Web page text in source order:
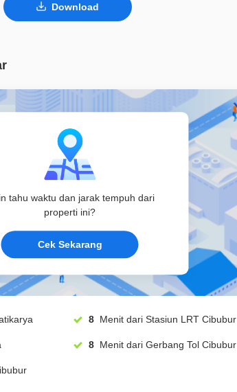
Download
tahu waktu dan jarak tempuh dari
properti ini?
Cek Sekarang
Jatikarya 8 Menit dari Stasiun LRT Cibubur
8 Menit dari Gerbang Tol Cibubur
Cibubur